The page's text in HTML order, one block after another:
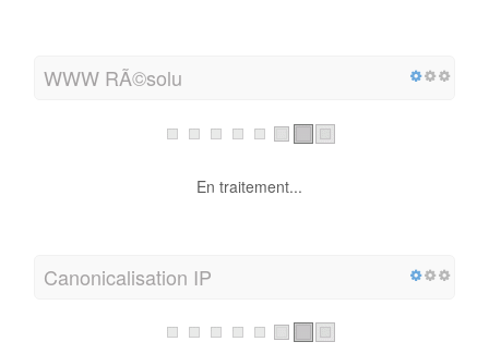
WWW RÃ©solu
En traitement...
Canonicalisation IP